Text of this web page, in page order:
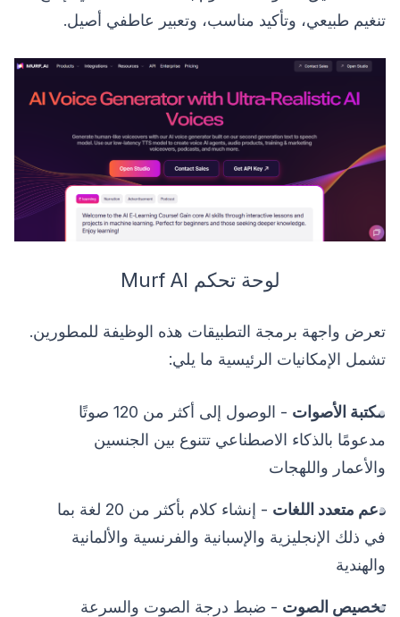
تنغيم طبيعي، وتأكيد مناسب، وتعبير عاطفي أصيل.
لوحة تحكم Murf AI
تعرض واجهة برمجة التطبيقات هذه الوظيفة للمطورين.
تشمل الإمكانيات الرئيسية ما يلي:
مكتبة الأصوات
- الوصول إلى أكثر من 120 صوتًا
مدعومًا بالذكاء الاصطناعي تتنوع بين الجنسين
والأعمار واللهجات
دعم متعدد اللغات
- إنشاء كلام بأكثر من 20 لغة بما
في ذلك الإنجليزية والإسبانية والفرنسية والألمانية
والهندية
تخصيص الصوت - ضبط درجة الصوت والسرعة